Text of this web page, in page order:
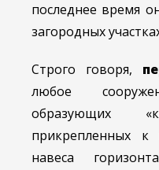
последнее время
загородных
Строго говоря,
любое
образующих
прикрепленных
навеса